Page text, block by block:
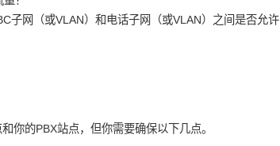
子网（或VLAN）和电话子网（或VLAN）之间是否允许
你的PBX站点，但你需要确保以下几点。